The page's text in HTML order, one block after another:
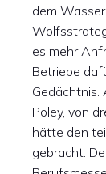
dem
es mehr
Betriebe
Gedächtnis.
Poley, von
hätte den
gebracht.